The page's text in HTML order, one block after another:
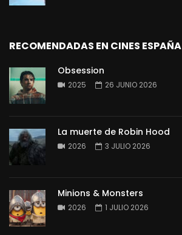
RECOMENDADAS EN CINES ESPAÑA
Obsession
2025 26 JUNIO 2026
La muerte de Robin Hood
2026 3 JULIO 2026
Minions & Monsters
2026 1 JULIO 2026